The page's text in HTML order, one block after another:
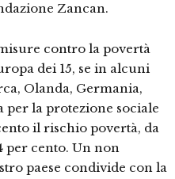
Zancan.
contro la povertà
dei 15, se in alcuni
Olanda, Germania,
per la protezione sociale
il rischio povertà, da
per cento. Un non
paese condivide con la